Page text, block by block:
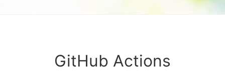
GitHub Actions